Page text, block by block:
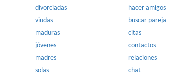
divorciadas
viudas
maduras
jóvenes
madres
solas
hacer amigos
buscar pareja
citas
contactos
relaciones
chat